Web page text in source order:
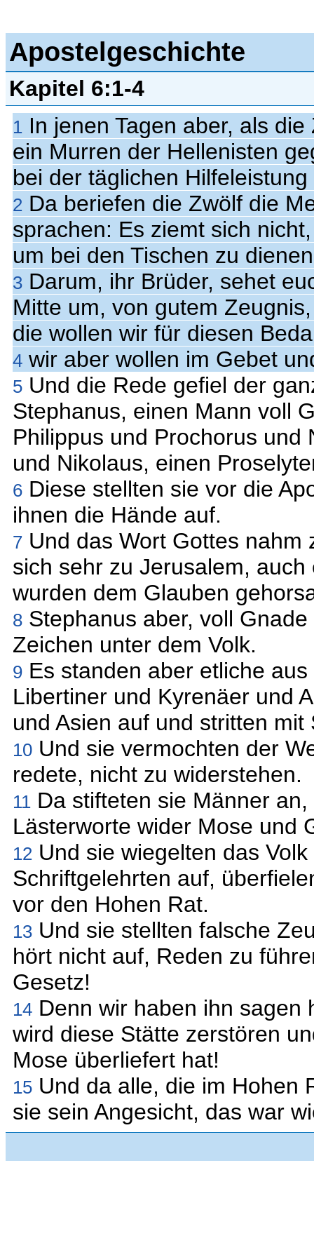
Apostelgeschichte
Kapitel 6:1-4
1 In jenen Tagen aber, als
ein Murren der Hellenisten
bei der täglichen
2 Da beriefen die Zwölf die
sprachen: Es ziemt sich
um bei den Tischen zu
3 Darum, ihr Brüder, sehet
Mitte um, von gutem
die wollen wir für diesen
4 wir aber wollen im Gebet
5 Und die Rede gefiel der
Stephanus, einen Mann voll
Philippus und Prochorus und
und Nikolaus, einen
6 Diese stellten sie vor die
ihnen die Hände auf.
7 Und das Wort Gottes
sich sehr zu Jerusalem,
wurden dem Glauben
8 Stephanus aber, voll
Zeichen unter dem Volk.
9 Es standen aber etliche
Libertiner und Kyrenäer und
und Asien auf und stritten mit
10 Und sie vermochten der
redete, nicht zu widerstehen.
11 Da stifteten sie Männer
Lästerworte wider Mose und
12 Und sie wiegelten das
Schriftgelehrten auf,
vor den Hohen Rat.
13 Und sie stellten falsche
hört nicht auf, Reden zu
Gesetz!
14 Denn wir haben ihn sagen
wird diese Stätte zerstören
Mose überliefert hat!
15 Und da alle, die im Hohen
sie sein Angesicht, das war